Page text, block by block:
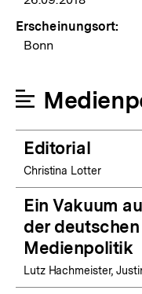
Erscheinungsort:
Bonn
Editorial
Christina Lotter
Ein Vakuum
der
Medienpolitik
Lutz Hachmeister,